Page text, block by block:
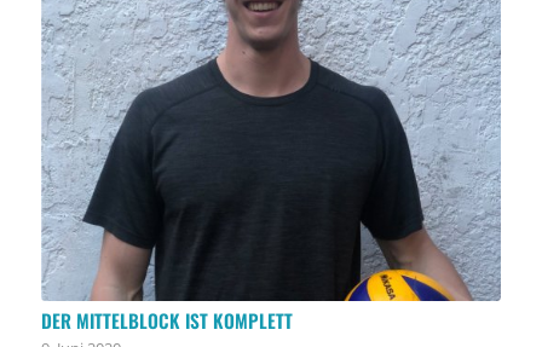
DER MITTELBLOCK IST KOMPLETT